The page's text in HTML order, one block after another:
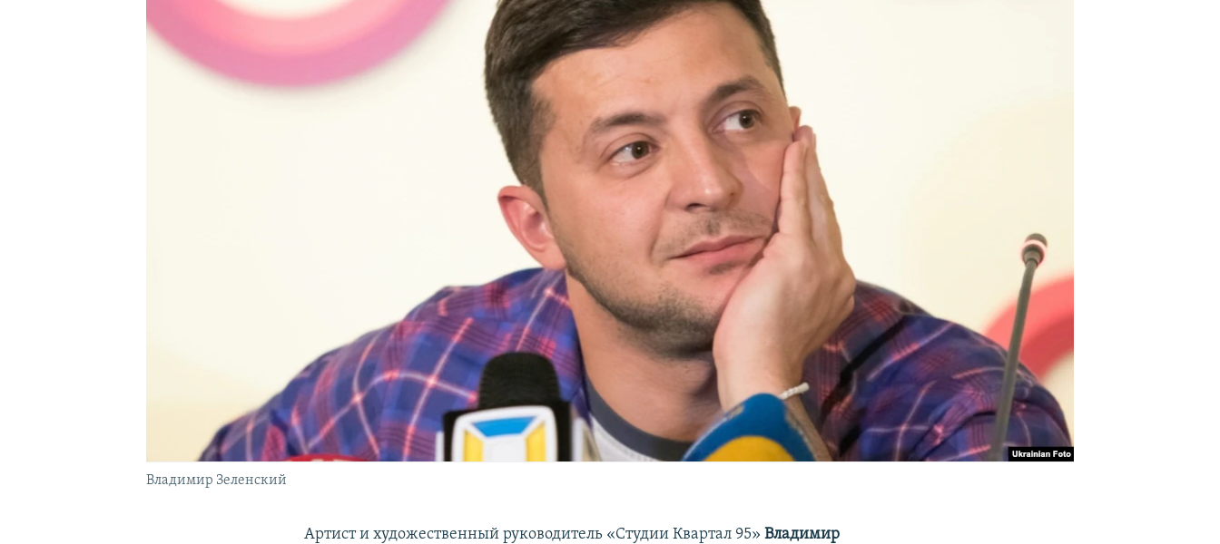
КРЫМ.НЕПОКОРЕННЫЙ
Владимир Зеленский
Артист и художественный руководитель «Студии Квартал 95»Владимир